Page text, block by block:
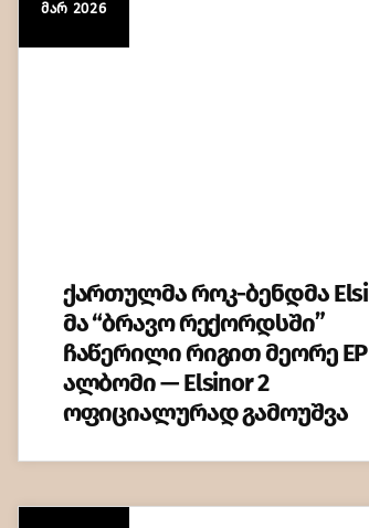
ᲛᲐᲠ 2026
ქართულმა როკ-ბენდმა
მა “ბრავო რექორდსში”
ჩაწერილი რიგით მეორე EP
ალბომი — Elsinor 2
ოფიციალურად გამოუშვა